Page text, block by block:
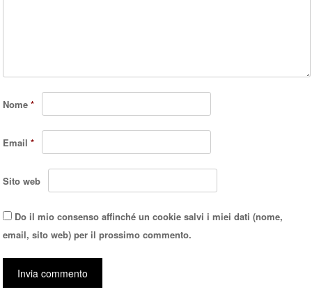
Nome*
Email*
Sito web
Do il mio consenso affinché un cookie salvi i miei dati (nome,
email, sito web) per il prossimo commento.